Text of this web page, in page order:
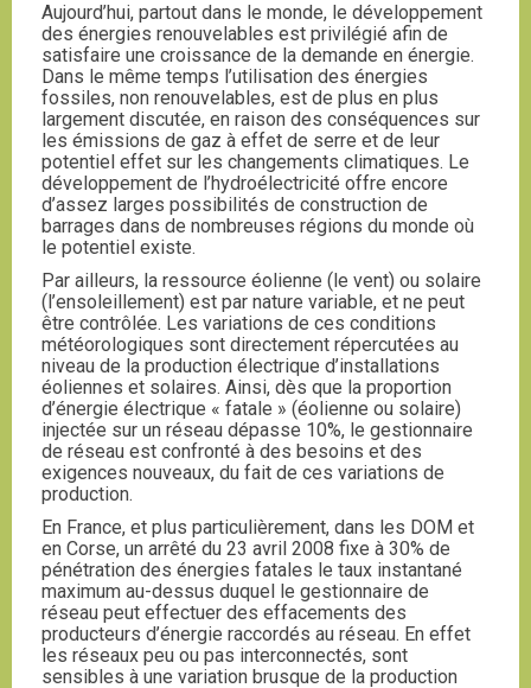
Aujourd’hui, partout dans le monde, le développement
des énergies renouvelables est privilégié afin de
satisfaire une croissance de la demande en énergie.
Dans le même temps l’utilisation des énergies
fossiles, non renouvelables, est de plus en plus
largement discutée, en raison des conséquences sur
les émissions de gaz à effet de serre et de leur
potentiel effet sur les changements climatiques. Le
développement de l’hydroélectricité offre encore
d’assez larges possibilités de construction de
barrages dans de nombreuses régions du monde où
le potentiel existe.
Par ailleurs, la ressource éolienne (le vent) ou solaire
(l’ensoleillement) est par nature variable, et ne peut
être contrôlée. Les variations de ces conditions
météorologiques sont directement répercutées au
niveau de la production électrique d’installations
éoliennes et solaires. Ainsi, dès que la proportion
d’énergie électrique « fatale » (éolienne ou solaire)
injectée sur un réseau dépasse 10%, le gestionnaire
de réseau est confronté à des besoins et des
exigences nouveaux, du fait de ces variations de
production.
En France, et plus particulièrement, dans les DOM et
en Corse, un arrêté du 23 avril 2008 fixe à 30% de
pénétration des énergies fatales le taux instantané
maximum au-dessus duquel le gestionnaire de
réseau peut effectuer des effacements des
producteurs d’énergie raccordés au réseau. En effet
les réseaux peu ou pas interconnectés, sont
sensibles à une variation brusque de la production